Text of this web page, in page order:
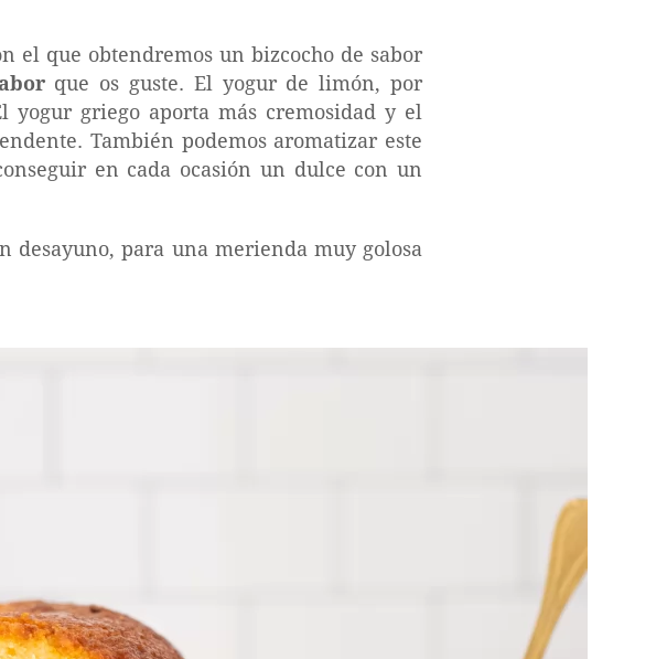
el que obtendremos un bizcocho de sabor
que os guste. El yogur de limón, por
griego aporta más cremosidad y el
También podemos aromatizar este
en cada ocasión un dulce con un
desayuno, para una merienda muy golosa